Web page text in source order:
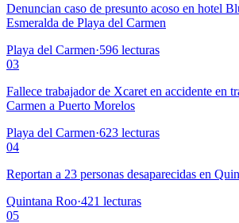
Denuncian caso de presunto acoso en hotel
Esmeralda de Playa del Carmen
Playa del Carmen·596 lecturas
03
Fallece trabajador de Xcaret en accidente en
Carmen a Puerto Morelos
Playa del Carmen·623 lecturas
04
Reportan a 23 personas desaparecidas en
Quintana Roo·421 lecturas
05